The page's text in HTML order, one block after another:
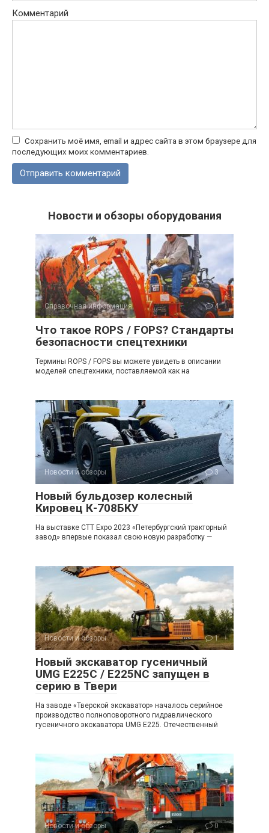
Комментарий
Сохранить моё имя, email и адрес сайта в этом браузере для
последующих моих комментариев.
Новости и обзоры оборудования
Справочная информация 4
Что такое ROPS / FOPS? Стандарты
безопасности спецтехники
Термины ROPS / FOPS вы можете увидеть в описании
моделей спецтехники, поставляемой как на
Новости и обзоры 3
Новый бульдозер колесный
Кировец К-708БКУ
На выставке CTT Expo 2023 «Петербургский тракторный
завод» впервые показал свою новую разработку —
Новости и обзоры 1
Новый экскаватор гусеничный
UMG E225C / E225NC запущен в
серию в Твери
На заводе «Тверской экскаватор» началось серийное
производство полноповоротного гидравлического
гусеничного экскаватора UMG E225. Отечественный
Новости и обзоры 0